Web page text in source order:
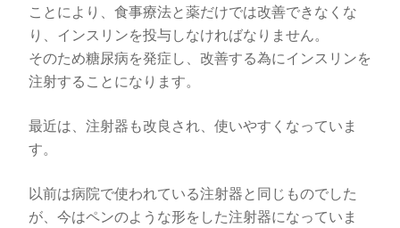
ことにより、食事療法と薬だけでは改善できなくな
り、インスリンを投与しなければなりません。
そのため糖尿病を発症し、改善する為にインスリンを
注射することになります。
最近は、注射器も改良され、使いやすくなっていま
す。
以前は病院で使われている注射器と同じものでした
が、今はペンのような形をした注射器になっていま